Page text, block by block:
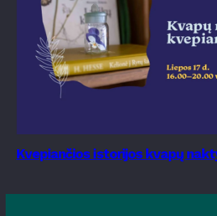
Kvepiančios istorijos kvapų